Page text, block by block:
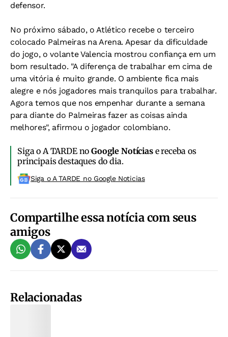
defensor.
No próximo sábado, o Atlético recebe o terceiro
colocado Palmeiras na Arena. Apesar da dificuldade
do jogo, o volante Valencia mostrou confiança em um
bom resultado. "A diferença de trabalhar em cima de
uma vitória é muito grande. O ambiente fica mais
alegre e nós jogadores mais tranquilos para trabalhar.
Agora temos que nos empenhar durante a semana
para diante do Palmeiras fazer as coisas ainda
melhores", afirmou o jogador colombiano.
Siga o A TARDE noGoogle Notíciase receba os
principais destaques do dia.
Siga o A TARDE no Google Noticias
Compartilhe essa notícia com seus
amigos
Relacionadas